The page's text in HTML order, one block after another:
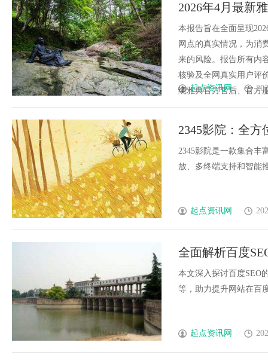
2026年4月最新
实地考察・多方
本报告旨在全面呈现
网点的真实情况，为消
来的风险。报告所有内
核验及全网真实用户评
绕雅典官方售后、官方
起点资讯网
2345影院：全
2345影院是一款集合丰
放、多终端支持和智能
起点资讯网
全面解析百度
本文深入探讨百度SEO
等，助力提升网站在百
起点资讯网